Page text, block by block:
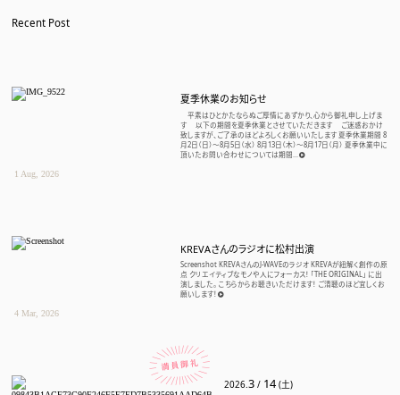
Recent Post
夏季休業のお知らせ
平素はひとかたならぬご厚情にあずかり、心から御礼申し上げま
す 以下の期間を夏季休業とさせていただきます ご迷惑おかけ
致しますが、ご了承のほどよろしくお願いいたします 夏季休業期間 8
月2日（日）〜8月5日（水） 8月13日（木）〜8月17日（月） 夏季休業中に
頂いたお問い合わせについては期間...
1 Aug, 2026
KREVAさんのラジオに松村出演
Screenshot KREVAさんのJ-WAVEのラジオ KREVAが紐解く創作の原
点 クリエイティブなモノや人にフォーカス！ 「THE ORIGINAL」 に出
演しました。 こちらからお聴きいただけます！ ご清聴のほど宜しくお
願いします！
4 Mar, 2026
 2026.3 / 14 (土)
茶室
ほてる雅叙園東京で開催中の 和のあかり×百段階段 にて ねぶた礼賛
茶会を開催致しました。 迫力あるねぶたとそのあかりを反射する床 光
と共鳴するような茶道具を中心に使い 一服差し上げました。 多くのお
客様のご来場ありがとうございました。 イベントは9月2日まで開催して
おります。 是非足をお運び下...